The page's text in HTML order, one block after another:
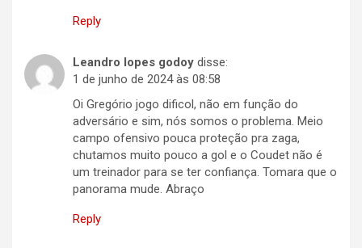
Reply
Leandro lopes godoy disse:
1 de junho de 2024 às 08:58
Oi Gregório jogo dificol, não em função do
adversário e sim, nós somos o problema. Meio
campo ofensivo pouca proteção pra zaga,
chutamos muito pouco a gol e o Coudet não é
um treinador para se ter confiança. Tomara que o
panorama mude. Abraço
Reply